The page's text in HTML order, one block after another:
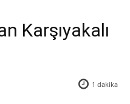
Karşıyakalı
1 dakika